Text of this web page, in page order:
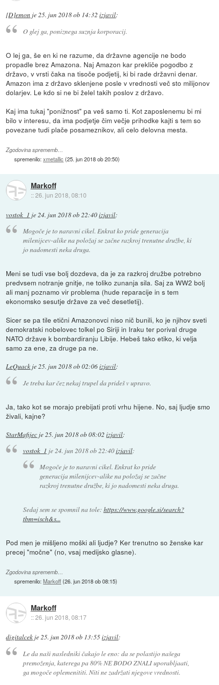
[D]emon je25. jun 2018 ob 14:32 izjavil:
O glej ga, poniznega suznja korporacij.
O lej ga, še en ki ne razume, da državne agencije ne bodo
propadle brez Amazona. Naj Amazon kar prekliče pogodbo z
državo, v vrsti čaka na tisoče podjetij, ki bi rade državni denar.
Amazon ima z državo sklenjene posle v vrednosti več sto milijonov
dolarjev. Le kdo si ne bi želel takih poslov z državo.
Kaj ima tukaj "ponižnost" pa veš samo ti. Kot zaposlenemu bi mi
bilo v interesu, da ima podjetje čim večje prihodke kajti s tem so
povezane tudi plače posameznikov, ali celo delovna mesta.
Zgodovina sprememb…
spremenilo:xmetallic (25. jun 2018 ob 20:50)
Markoff
::26. jun 2018, 08:10
vostok_1 je24. jun 2018 ob 22:40izjavil:
Mogoče je to naravni cikel. Enkrat ko pride generacija
milenijcev-alike na položaj se začne razkroj trenutne družbe, ki
jo nadomesti neka druga.
Meni se tudi vse bolj dozdeva, da je za razkroj družbe potrebno
predvsem notranje gnitje, ne toliko zunanja sila. Saj za WW2 bolj
ali manj poznamo vir problema (hude reparacije in s tem
ekonomsko sesutje države za več desetletij).
Sicer se pa tile etični Amazonovci niso nič bunili, ko je njihov sveti
demokratski nobelovec tolkel po Siriji in Iraku ter porival druge
NATO države k bombardiranju Libije. Hebeš tako etiko, ki velja
samo za ene, za druge pa ne.
LeQuack je25. jun 2018 ob 02:06izjavil:
Je treba kar čez nekaj trupel da prideš v upravo.
Ja, tako kot se morajo prebijati proti vrhu hijene. No, saj ljudje smo
živali, kajne?
StarMafijec je25. jun 2018 ob 08:02 izjavil:
vostok_1 je24. jun 2018 ob 22:40izjavil:
Mogoče je to naravni cikel. Enkrat ko pride
generacija milenijcev-alike na položaj se začne
razkroj trenutne družbe, ki jo nadomesti neka druga.
Sedaj sem se spomnil na tole: https://www.google.si/search?
tbm=isch&s...
Pod men je mišljeno moški ali ljudje? Ker trenutno so ženske kar
precej "močne" (no, vsaj medijsko glasne).
Zgodovina sprememb…
spremenilo:Markoff(26. jun 2018 ob 08:15)
Markoff
::26. jun 2018, 08:17
digitalcek je25. jun 2018 ob 13:55izjavil:
Le da naši nasledniki čakajo le eno: da se polastijo našega
premoženja, katerega pa 80% NE BODO ZNALI uporabljaati,
ga mogoče oplemenititi. Niti ne zadržati njegove vrednosti.